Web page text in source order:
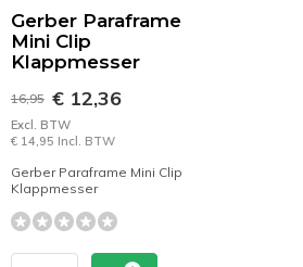
Gerber Paraframe
Mini Clip
Klappmesser
16,95 € 12,36
Excl. BTW
€ 14,95 Incl. BTW
Gerber Paraframe Mini Clip
Klappmesser